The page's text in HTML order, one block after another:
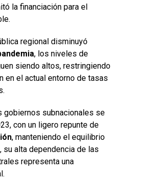
la financiación para el
regional disminuyó
, los niveles de
siendo altos, restringiendo
en el actual entorno de tasas
gobiernos subnacionales se
con un ligero repunte de
, manteniendo el equilibrio
su alta dependencia de las
representa una